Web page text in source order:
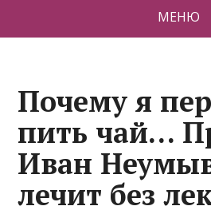
МЕНЮ
Почему я
пить чай…
Иван
лечит без